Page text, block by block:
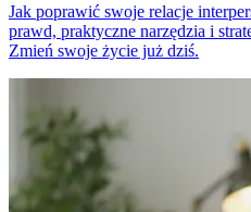
Jak poprawić swoje relacje
prawd, praktyczne narzędzia i
Zmień swoje życie już dziś.